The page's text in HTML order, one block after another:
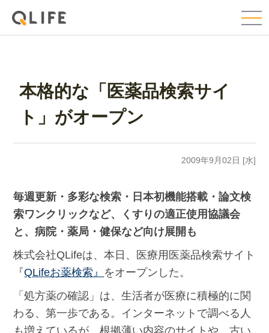
本格的な「医薬品検索サイ
ト」がオープン
2009年9月02日 [水]
毎週更新・多彩な検索・日本初機能搭載・論文検
索ワンクリックなど、くすりの適正使用協議会
と、病院・薬局・健保など向け展開も
株式会社QLifeは、本日、医療用医薬品検索サイト
『QLifeお薬検索』 をオープンした。
「処方薬の確認」は、生活者が医療に積極的に関
わる、第一歩である。インターネットで調べる人